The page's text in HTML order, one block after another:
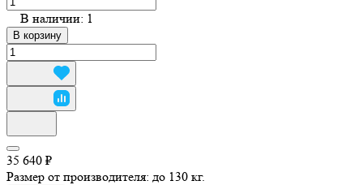
В наличии: 1
В корзину
35 640 ₽
Размер от производителя: до 130 кг.